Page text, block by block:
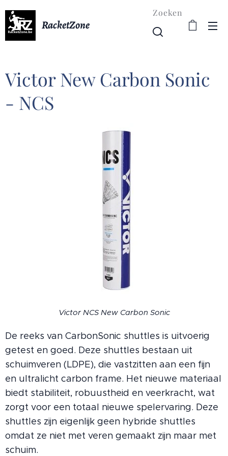
RacketZone
Zoeken
Victor New Carbon Sonic
- NCS
Victor NCS New Carbon Sonic
De reeks van CarbonSonic shuttles is uitvoerig
getest en goed. Deze shuttles bestaan ​​uit
schuimveren (LDPE), die vastzitten aan een fijn
en ultralicht carbon frame. Het nieuwe materiaal
biedt stabiliteit, robuustheid en veerkracht, wat
zorgt voor een totaal nieuwe spelervaring. Deze
shuttles zijn eigenlijk geen hybride shuttles
omdat ze niet met veren gemaakt zijn maar met
schuim.